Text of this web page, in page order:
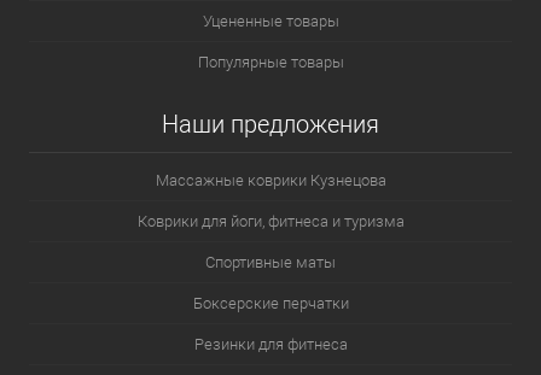
Уцененные товары
Популярные товары
Наши предложения
Массажные коврики Кузнецова
Коврики для йоги, фитнеса и туризма
Спортивные маты
Боксерские перчатки
Резинки для фитнеса